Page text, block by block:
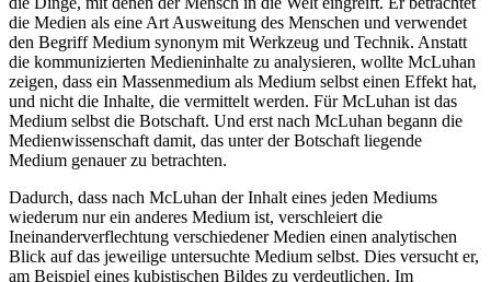
die Medien als eine Art Ausweitung des Menschen und verwendet
den Begriff Medium synonym mit Werkzeug und Technik. Anstatt
die kommunizierten Medieninhalte zu analysieren, wollte McLuhan
zeigen, dass ein Massenmedium als Medium selbst einen Effekt hat,
und nicht die Inhalte, die vermittelt werden. Für McLuhan ist das
Medium selbst die Botschaft. Und erst nach McLuhan begann die
Medienwissenschaft damit, das unter der Botschaft liegende
Medium genauer zu betrachten.
Dadurch, dass nach McLuhan der Inhalt eines jeden Mediums
wiederum nur ein anderes Medium ist, verschleiert die
Ineinanderverflechtung verschiedener Medien einen analytischen
Blick auf das jeweilige untersuchte Medium selbst. Dies versucht er,
am Beispiel eines kubistischen Bildes zu verdeutlichen. Im